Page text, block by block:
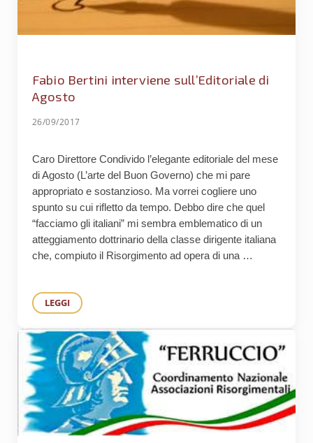
Fabio Bertini interviene sull’Editoriale di
Agosto
26/09/2017
Caro Direttore Condivido l’elegante editoriale del mese
di Agosto (L’arte del Buon Governo) che mi pare
appropriato e sostanzioso. Ma vorrei cogliere uno
spunto su cui rifletto da tempo. Debbo dire che quel
“facciamo gli italiani” mi sembra emblematico di un
atteggiamento dottrinario della classe dirigente italiana
che, compiuto il Risorgimento ad opera di una …
LEGGI
FABIO BERTINI INTERVIENE SULL’EDITORIALE DI AGOSTO